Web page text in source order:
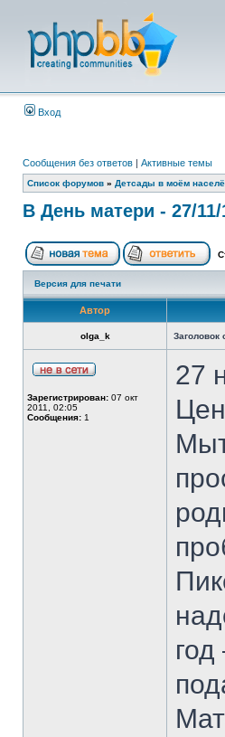
Вход
Сообщения без ответов | Активные темы
Список форумов » Детсады в моём
В День матери - 27/
Версия для печати
Автор
olga_k Заголовок
Зарегистрирован: 07 окт
2011, 02:05
Сообщения: 1
27